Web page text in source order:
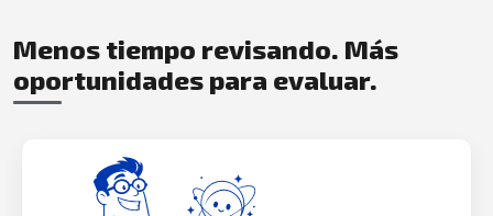
Menos tiempo revisando. Más
oportunidades para evaluar.